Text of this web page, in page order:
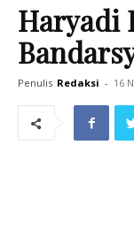
Haryadi
Penulis Redaksi - 16